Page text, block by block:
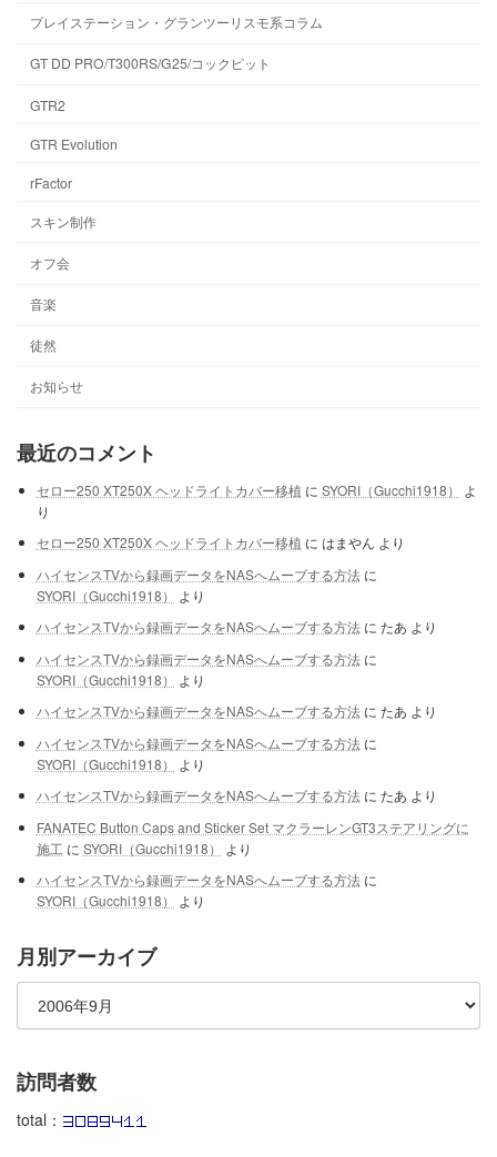
プレイステーション・グランツーリスモ系コラム
GT DD PRO/T300RS/G25/コックピット
GTR2
GTR Evolution
rFactor
スキン制作
オフ会
音楽
徒然
お知らせ
最近のコメント
セロー250 XT250X ヘッドライトカバー移植 に SYORI（Gucchi1918）
よ
り
セロー250 XT250X ヘッドライトカバー移植 に はまやん より
ハイセンスTVから録画データをNASへムーブする方法に
SYORI（Gucchi1918）
より
ハイセンスTVから録画データをNASへムーブする方法に たあ より
ハイセンスTVから録画データをNASへムーブする方法に
SYORI（Gucchi1918）
より
ハイセンスTVから録画データをNASへムーブする方法に たあ より
ハイセンスTVから録画データをNASへムーブする方法に
SYORI（Gucchi1918）
より
ハイセンスTVから録画データをNASへムーブする方法に たあ より
FANATEC Button Caps and Sticker Set マクラーレンGT3ステアリングに
施工 に SYORI（Gucchi1918）
より
ハイセンスTVから録画データをNASへムーブする方法に
SYORI（Gucchi1918）
より
月別アーカイブ
訪問者数
total：